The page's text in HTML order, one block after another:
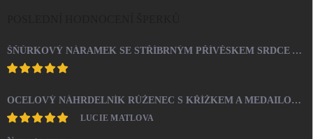
ŠŇŮRKOVÝ NÁRAMEK SE STŘÍBRNÝM PŘÍVĚSKEM SRDCE A KRYSTALY SWAROVSKI CRYSTAL (STŘÍBRO 925/1000)
OCELOVÝ NÁHRDELNÍK RŮŽENEC S KŘÍŽKEM A MEDAILONEM
LUCIE MATLOVA